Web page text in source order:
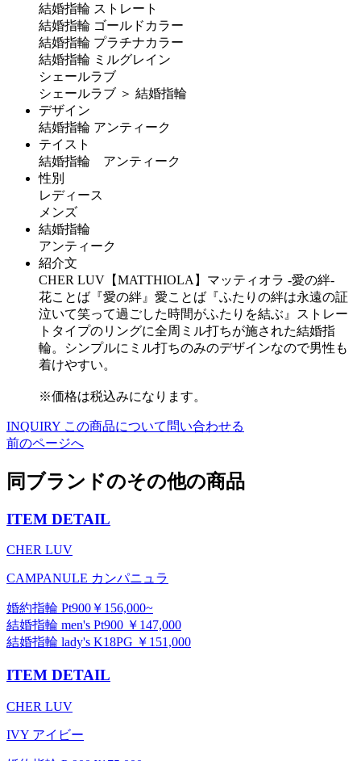
結婚指輪 ストレート
結婚指輪 ゴールドカラー
結婚指輪 プラチナカラー
結婚指輪 ミルグレイン
シェールラブ
シェールラブ ＞ 結婚指輪
デザイン
結婚指輪 アンティーク
テイスト
結婚指輪 アンティーク
性別
レディース
メンズ
結婚指輪
アンティーク
紹介文
CHER LUV【MATTHIOLA】マッティオラ -愛の絆-
花ことば『愛の絆』愛ことば『ふたりの絆は永遠の証
泣いて笑って過ごした時間がふたりを結ぶ』ストレー
トタイプのリングに全周ミル打ちが施された結婚指
輪。シンプルにミル打ちのみのデザインなので男性も
着けやすい。
※価格は税込みになります。
INQUIRY この商品について問い合わせる
前のページへ
同ブランドのその他の商品
ITEM DETAIL
CHER LUV
CAMPANULE カンパニュラ
婚約指輪 Pt900￥156,000~
結婚指輪 men's Pt900 ￥147,000
結婚指輪 lady's K18PG ￥151,000
ITEM DETAIL
CHER LUV
IVY アイビー